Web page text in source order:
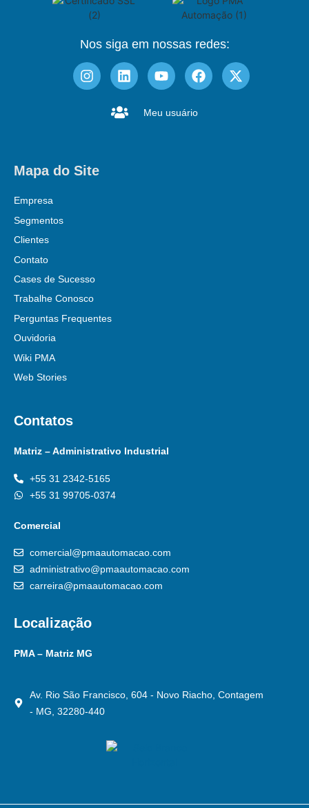
Nos siga em nossas redes:
Meu usuário
Mapa do Site
Empresa
Segmentos
Clientes
Contato
Cases de Sucesso
Trabalhe Conosco
Perguntas Frequentes
Ouvidoria
Wiki PMA
Web Stories
Contatos
Matriz – Administrativo Industrial
+55 31 2342-5165
+55 31 99705-0374
Comercial
comercial@pmaautomacao.com
administrativo@pmaautomacao.com
carreira@pmaautomacao.com
Localização
PMA – Matriz MG
Av. Rio São Francisco, 604 - Novo Riacho, Contagem
- MG, 32280-440